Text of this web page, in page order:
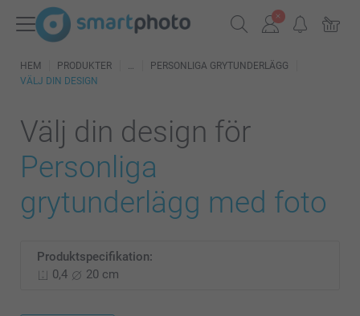
HEM PRODUKTER
PERSONLIGA GRYTUNDERLÄGG
VÄLJ DIN DESIGN
Välj din design för
Personliga
grytunderlägg med foto
Produktspecifikation:
0,4
20 cm